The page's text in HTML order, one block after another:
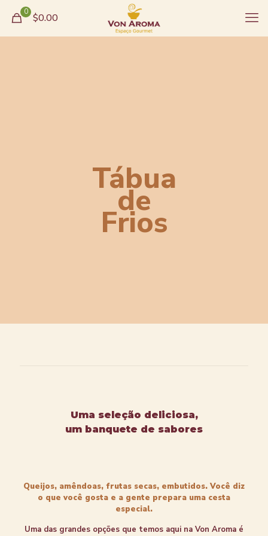
0 $0.00
Tábua
de
Frios
Uma seleção deliciosa,
um banquete de sabores
Queijos, amêndoas, frutas secas, embutidos. Você diz
o que você gosta e a gente prepara uma cesta
especial.
Uma das grandes opções que temos aqui na Von Aroma é